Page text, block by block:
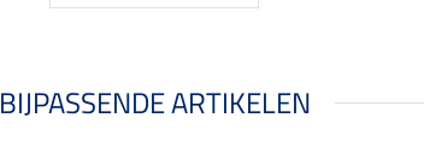
BIJPASSENDE ARTIKELEN